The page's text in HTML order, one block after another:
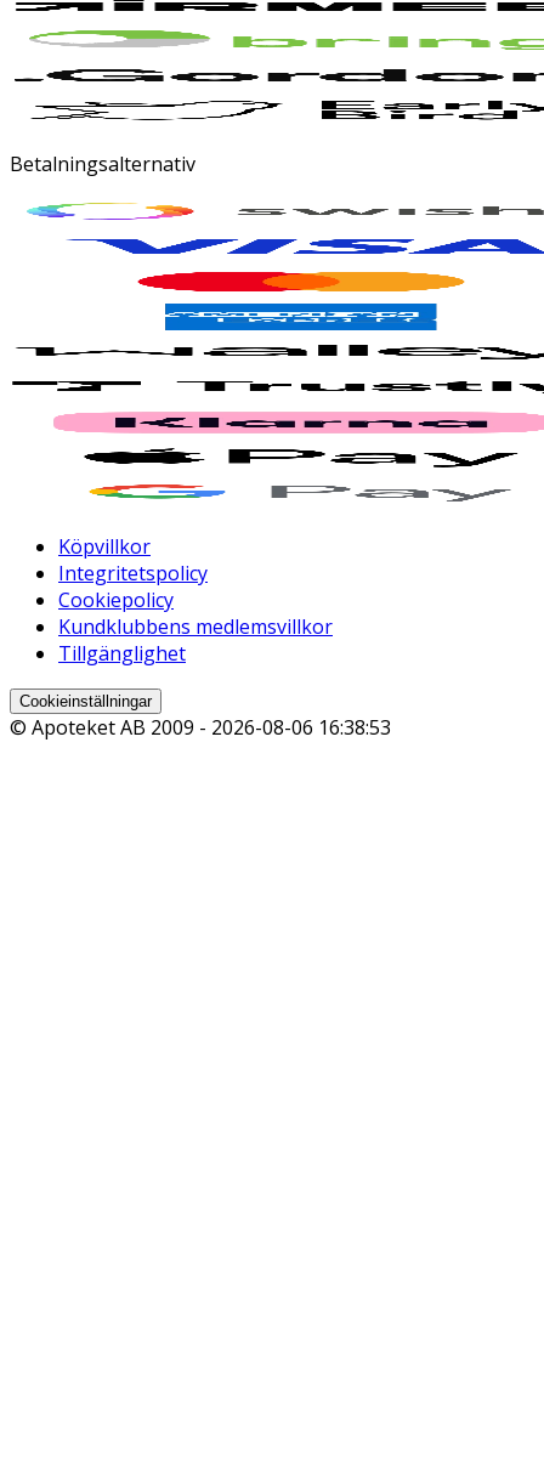
Betalningsalternativ
Köpvillkor
Integritetspolicy
Cookiepolicy
Kundklubbens medlemsvillkor
Tillgänglighet
Cookieinställningar
© Apoteket AB 2009 - 2026-08-06 16:38:53